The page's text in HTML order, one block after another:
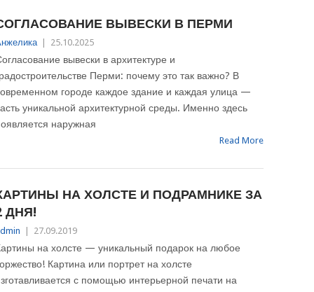
ВЫВЕСКИ В ПЕРМИ
25.10.2025
вывески в архитектуре и
Перми: почему это так важно? В
городе каждое здание и каждая улица —
уникальной архитектурной среды. Именно здесь
наружная
Read More
НА ХОЛСТЕ И ПОДРАМНИКЕ ЗА
ДНЯ!
27.09.2019
на холсте — уникальный подарок на любое
Картина или портрет на холсте
с помощью интерьерной печати на